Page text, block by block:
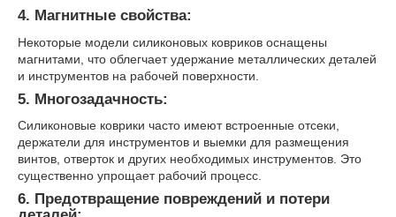
4. Магнитные свойства:
Некоторые модели силиконовых ковриков оснащены
магнитами, что облегчает удержание металлических деталей
и инструментов на рабочей поверхности.
5. Многозадачность:
Силиконовые коврики часто имеют встроенные отсеки,
держатели для инструментов и выемки для размещения
винтов, отверток и других необходимых инструментов. Это
существенно упрощает рабочий процесс.
6. Предотвращение повреждений и потери